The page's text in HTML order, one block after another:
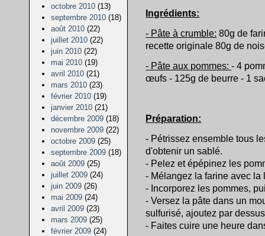
octobre 2010 (13)
septembre 2010 (18)
août 2010 (22)
juillet 2010 (22)
juin 2010 (22)
mai 2010 (19)
avril 2010 (21)
mars 2010 (23)
février 2010 (19)
janvier 2010 (21)
décembre 2009 (18)
novembre 2009 (22)
octobre 2009 (25)
septembre 2009 (18)
août 2009 (25)
juillet 2009 (24)
juin 2009 (26)
mai 2009 (24)
avril 2009 (23)
mars 2009 (25)
février 2009 (24)
Ingrédients:
- Pâte à crumble: 80g de
recette originale 80g de
- Pâte aux pommes:- 4
œufs - 125g de beurre - 1
Préparation:
- Pétrissez ensemble tous
d'obtenir un sablé.
- Pelez et épépinez les
- Mélangez la farine avec
- Incorporez les pommes,
- Versez la pâte dans un
sulfurisé, ajoutez par
- Faites cuire une heure